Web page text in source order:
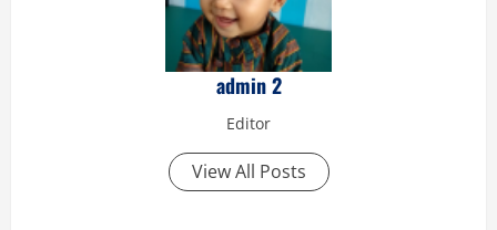
admin 2
Editor
View All Posts